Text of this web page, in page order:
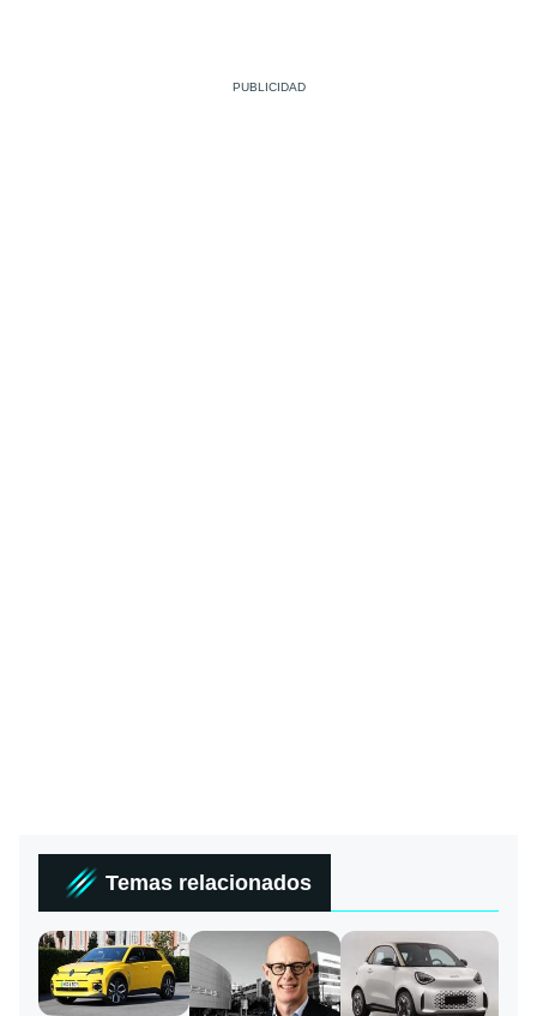
Temas relacionados